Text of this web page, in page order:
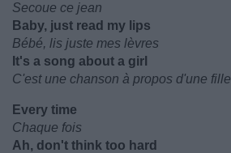
Secoue ce jean
Baby, just read my lips
Bébé, lis juste mes lèvres
It's a song about a girl
C'est une chanson à propos d'une fille
Every time
Chaque fois
Ah, don't think too hard